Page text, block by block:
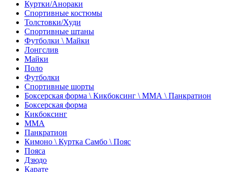
Куртки/Анораки
Спортивные костюмы
Толстовки/Худи
Спортивные штаны
Футболки \ Майки
Лонгслив
Майки
Поло
Футболки
Спортивные шорты
Боксерская форма \ Кикбоксинг \ ММА \ Панкратион
Боксерская форма
Кикбоксинг
ММА
Панкратион
Кимоно \ Куртка Самбо \ Пояс
Пояса
Дзюдо
Карате